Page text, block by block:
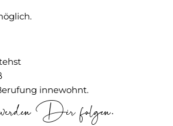
innewohnt.
Dir folgen.